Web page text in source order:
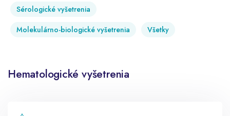
Sérologické vyšetrenia
Molekulárno-biologické vyšetrenia
Všetky
Hematologické vyšetrenia